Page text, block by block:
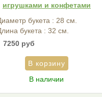
игрушками и конфетами
букета : 28 см.
букета : 32 см.
7250 руб
В наличии